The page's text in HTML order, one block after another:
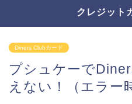
クレジット
Diners Clubカード
プシュケーで
えない！（エラー